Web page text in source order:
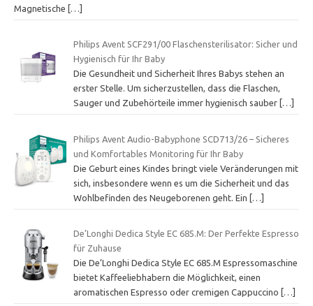
Magnetische
[…]
Philips Avent SCF291/00 Flaschensterilisator: Sicher und
Hygienisch für Ihr Baby
Die Gesundheit und Sicherheit Ihres Babys stehen an
erster Stelle. Um sicherzustellen, dass die Flaschen,
Sauger und Zubehörteile immer hygienisch sauber […]
Philips Avent Audio-Babyphone SCD713/26 – Sicheres
und Komfortables Monitoring für Ihr Baby
Die Geburt eines Kindes bringt viele Veränderungen mit
sich, insbesondere wenn es um die Sicherheit und das
Wohlbefinden des Neugeborenen geht. Ein
[…]
De’Longhi Dedica Style EC 685.M: Der Perfekte Espresso
für Zuhause
Die De’Longhi Dedica Style EC 685.M Espressomaschine
bietet Kaffeeliebhabern die Möglichkeit, einen
aromatischen Espresso oder cremigen Cappuccino
[…]